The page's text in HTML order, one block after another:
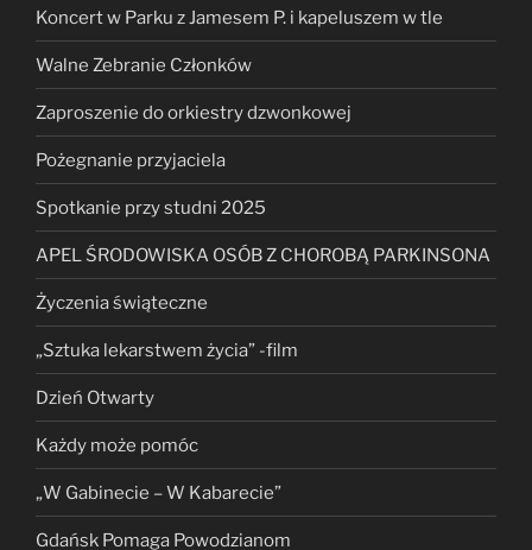
Koncert w Parku z Jamesem P. i kapeluszem w tle
Walne Zebranie Członków
Zaproszenie do orkiestry dzwonkowej
Pożegnanie przyjaciela
Spotkanie przy studni 2025
APEL ŚRODOWISKA OSÓB Z CHOROBĄ PARKINSONA
Życzenia świąteczne
„Sztuka lekarstwem życia” -film
Dzień Otwarty
Każdy może pomóc
„W Gabinecie – W Kabarecie”
Gdańsk Pomaga Powodzianom